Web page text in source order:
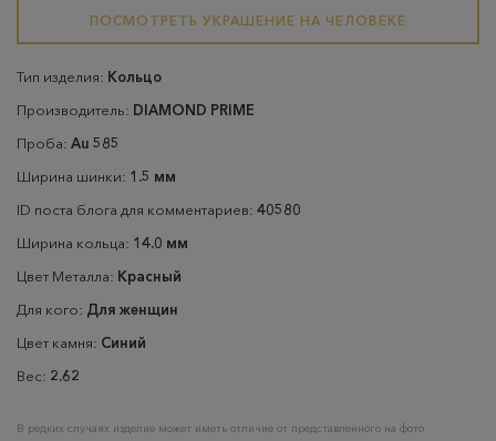
ПОСМОТРЕТЬ УКРАШЕНИЕ НА ЧЕЛОВЕКЕ
Тип изделия: Кольцо
Производитель: DIAMOND PRIME
Проба: Au 585
Ширина шинки: 1.5 мм
ID поста блога для комментариев: 40580
Ширина кольца: 14.0 мм
Цвет Металла: Красный
Для кого: Для женщин
Цвет камня: Синий
Вес: 2.62
В редких случаях изделие может иметь отличие от представленного на фото